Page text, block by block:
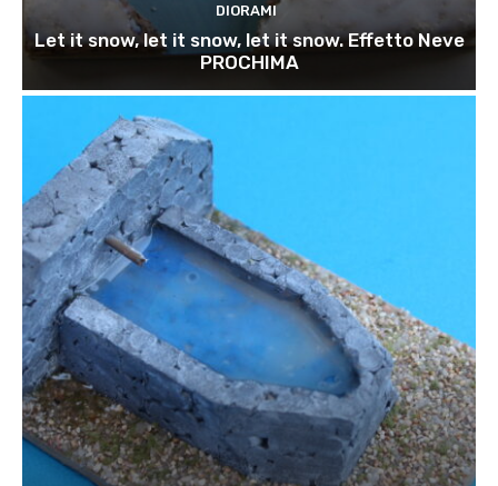
DIORAMI
Let it snow, let it snow, let it snow. Effetto Neve
PROCHIMA